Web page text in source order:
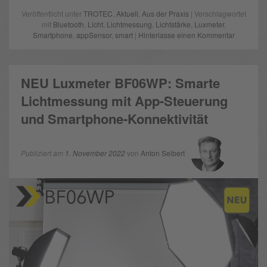
Veröffentlicht unterTROTEC Aktuell Aus der Praxis | Verschlagwortet
mit Bluetooth Licht, Lichtmessung Lichtstärke Luxmeter,
Smartphone appSensor, smart| Hinterlasse einen Kommentar
NEU Luxmeter BF06WP: Smarte
Lichtmessung mit App-Steuerung
und Smartphone-Konnektivität
Publiziert am 1. November 2022von Anton Seibert